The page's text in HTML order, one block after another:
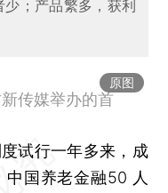
；产品繁多，获利
原图
传媒举办的首
试行一年多来，成
国养老金融50 人